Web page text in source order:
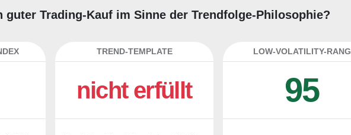
guter Trading-Kauf im Sinne der Trendfolge-Philosophie?
TREND-TEMPLATE
nicht erfüllt
LOW-VOLATILITY-RANG
95